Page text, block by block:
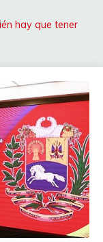
hay que tener